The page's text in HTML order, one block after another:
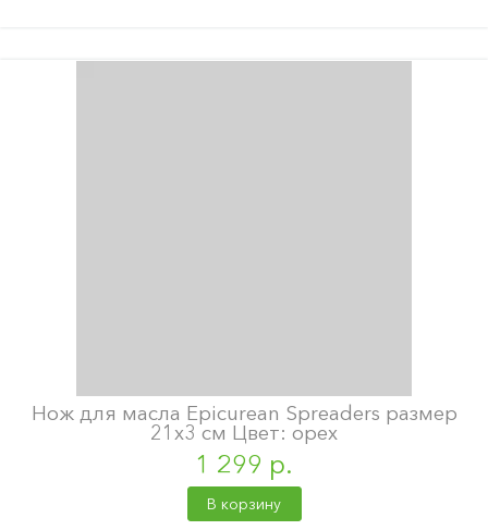
Нож для масла Epicurean Spreaders размер
21х3 см Цвет: орех
1 299 р.
В корзину